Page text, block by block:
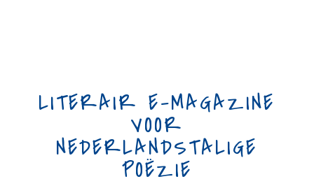
LITERAIR E-MAGAZINE
VOOR
NEDERLANDSTALIGE
POËZIE